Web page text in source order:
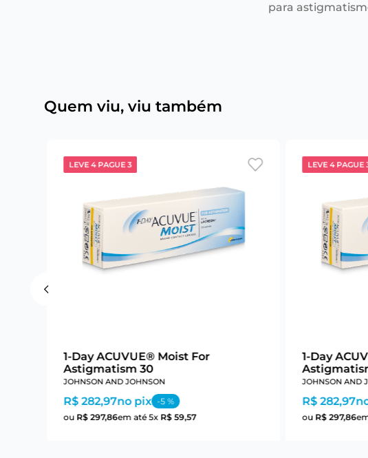
para
Quem viu, viu também
LEVE 4 PAGUE 3
1-Day ACUVUE® Moist For
Astigmatism 30
JOHNSON AND JOHNSON
R$ 282,97no pix -5%
ou R$ 297,86em até5x R$ 59,57
LEVE 4 PAGUE
1-Day
JOHNSON AND
R$ 282,97
ou R$ 297,86